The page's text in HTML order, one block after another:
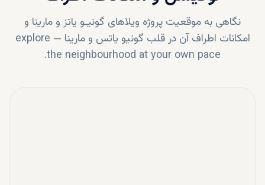
نگاهی به موقعیت پروژه ویلاهای گونیـو یاتز و مارینا و
امکانات اطراف آن در قلب گونیو یاتس و مارینا —
explore
the neighbourhood at your own pace.